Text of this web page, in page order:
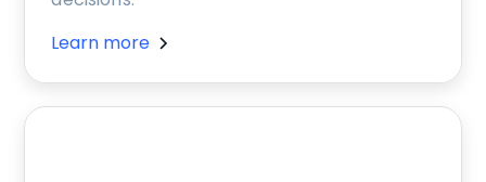
Learn more